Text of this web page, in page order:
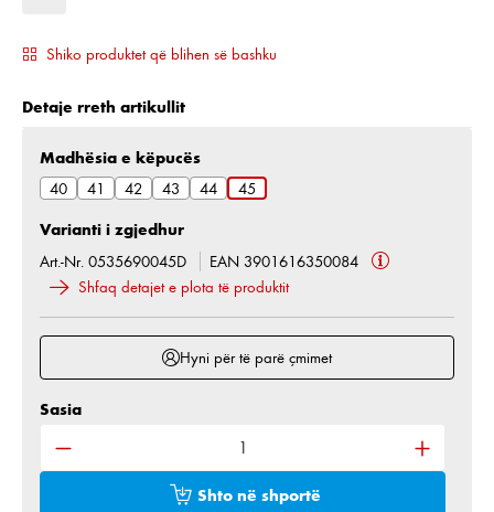
Shiko produktet që blihen së bashku
Detaje rreth artikullit
Zgjidh
Madhësia e këpucës
40
41 42 43 44 45
Varianti i zgjedhur
Art.-Nr. 0535690045D
EAN 3901616350084
Shfaq detajet e plota të produktit
Hyni për të parë çmimet
Sasia e produktit: Shkruani sasinë e dëshiruar
Sasia
Shto në shportë